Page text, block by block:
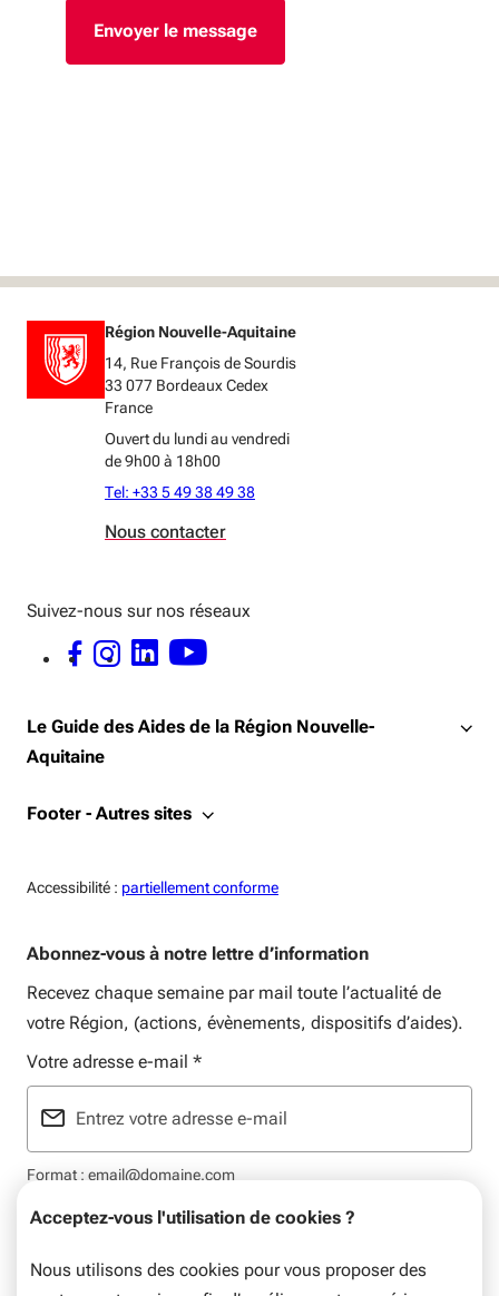
Acceptez-vous l'utilisation de cookies ?
Nous utilisons des cookies pour vous proposer des
Région Nouvelle-Aquitaine
14, Rue François de Sourdis
33 077 Bordeaux Cedex
France
Ouvert du lundi au vendredi
de 9h00 à 18h00
Tel: +33 5 49 38 49 38
Nous contacter
Suivez-nous sur nos réseaux
FACEBOOK - OUVERTURE DANS UNE NOUVELLE FENÊTRE
INSTAGRAM - OUVERTURE DANS UNE NOUVELLE FENÊTRE
LINKEDIN - OUVERTURE DANS UNE NOUVELLE FENÊTRE
YOUTUBE - OUVERTURE DANS UNE NOUVELLE FENÊTRE
Le Guide des Aides de la Région Nouvelle-
Aquitaine
Footer - Autres sites
Accessibilité : Accessiblité:
partiellement conforme
Abonnez-vous à notre lettre d’information
Recevez chaque semaine par mail toute l’actualité de
votre Région, (actions, évènements, dispositifs d’aides).
Votre adresse e-mail *
Format : email@domaine.com